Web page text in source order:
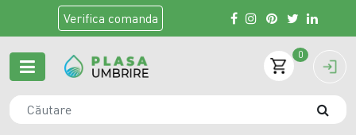
Verifica comanda
0